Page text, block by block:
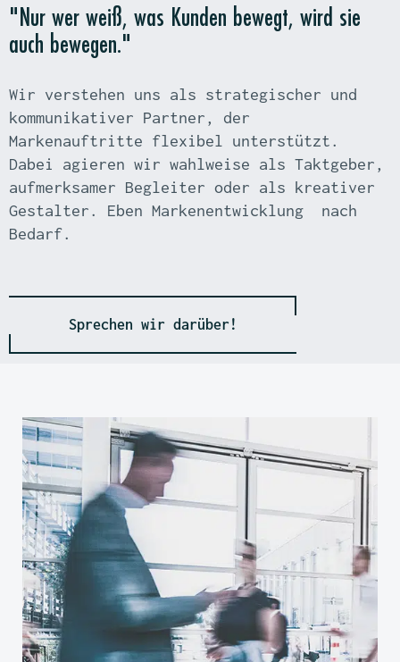
"Nur wer weiß, was Kunden bewegt, wird sie
auch bewegen."
Wir verstehen uns als strategischer und
kommunikativer Partner, der
Markenauftritte flexibel unterstützt.
Dabei agieren wir wahlweise als Taktgeber,
aufmerksamer Begleiter oder als kreativer
Gestalter. Eben Markenentwicklung nach
Bedarf.
Sprechen wir darüber!